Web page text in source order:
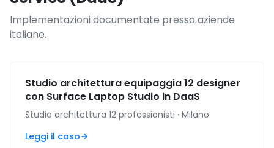
Implementazioni documentate presso aziende
italiane.
Studio architettura equipaggia 12 designer
con Surface Laptop Studio in DaaS
Studio architettura 12 professionisti · Milano
Leggi il caso